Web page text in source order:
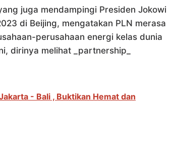
juga mendampingi Presiden Jokowi
di Beijing, mengatakan PLN merasa
perusahaan energi kelas dunia
dirinya melihat _partnership_
- Bali , Buktikan Hemat dan